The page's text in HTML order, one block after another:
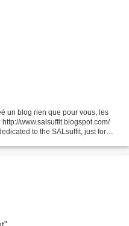
un blog rien que pour vous, les
www.salsuffit.blogspot.com/
to the SALsuffit, just for